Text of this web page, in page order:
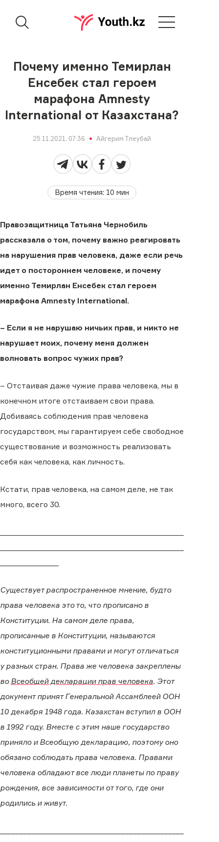
Почему именно Темирлан
Енсебек стал героем
марафона Amnesty
International от Казахстана?
25.11.2021, 07:36 Айгерим Тлеубай
Время чтения: 10 мин
Правозащитница Татьяна Чернобиль
рассказала о том, почему важно реагировать
на нарушения прав человека, даже если речь
идет о постороннем человеке, и почему
именно Темирлан Енсебек стал героем
марафона Amnesty International.
– Если я не нарушаю ничьих прав, и никто не
нарушает моих, почему меня должен
волновать вопрос чужих прав?
– Отстаивая даже чужие права человека, мы в
конечном итоге отстаиваем свои права.
Добиваясь соблюдения прав человека
государством, мы гарантируем себе свободное
существование и возможность реализовать
себя как человека, как личность.
Кстати, прав человека, на самом деле, не так
много, всего 30.
Существует распространенное мнение, будто
права человека это то, что прописано в
Конституции. На самом деле права,
прописанные в Конституции, называются
конституционными правами и могут отличаться
у разных стран. Права же человека закреплены
во Всеобщей декларации прав человека. Этот
документ принят Генеральной Ассамблеей ООН
10 декабря 1948 года. Казахстан вступил в ООН
в 1992 году. Вместе с этим наше государство
приняло и Всеобщую декларацию, поэтому оно
обязано соблюдать права человека. Правами
человека обладают все люди планеты по праву
рождения, все зависимости от того, где они
родились и живут.